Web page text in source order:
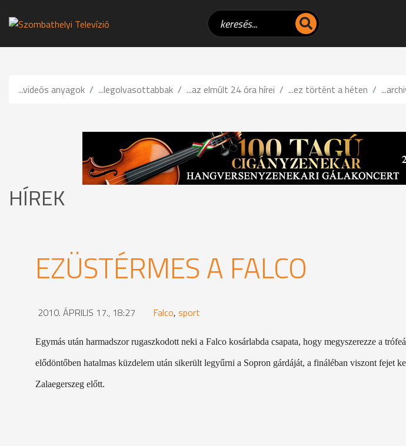
...videós anyagok ...legolvasottabbak ...az elmúlt 24 óra hírei ...ez történt a héten
HÍREK
EZÜSTÉRMES A FALCO
2010. ÁPRILIS 17., 18:27 Falco, sport
Egymás után harmadszor rugaszkodott neki a Falco kosárlabda csapata, hogy megyszerezze a
elődöntőben hatalmas küzdelem után sikerült legyűrni a Sopron gárdáját, a fináléban viszont fejet
Zalaegerszeg előtt.